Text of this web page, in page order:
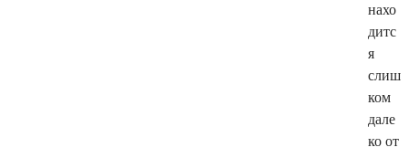
нахо
дитс
я
слиш
ком
дале
ко от